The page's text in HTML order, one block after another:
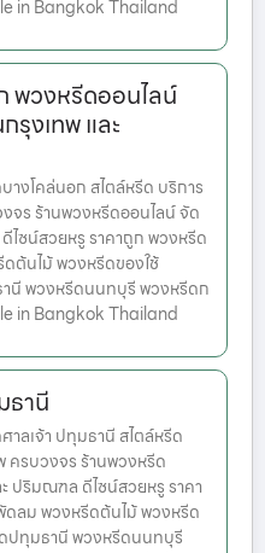
in Bangkok Thailand
พวงหรีดออนไลน์
รุงเทพ และ
งโคล่นอก สไตล์หรีด บริการ
ร ร้านพวงหรีดออนไลน์ จัด
ไซน์สวยหรู ราคาถูก พวงหรีด
ต้นไม้ พวงหรีดของใช้
นี พวงหรีดนนทบุรี พวงหรีดก
in Bangkok Thailand
ธานี
ลเจ้า ปทุมธานี สไตล์หรีด
ครบวงจร ร้านพวงหรีด
ปริมณฑล ดีไซน์สวยหรู ราคา
ลม พวงหรีดต้นไม้ พวงหรีด
ปทุมธานี พวงหรีดนนทบุรี